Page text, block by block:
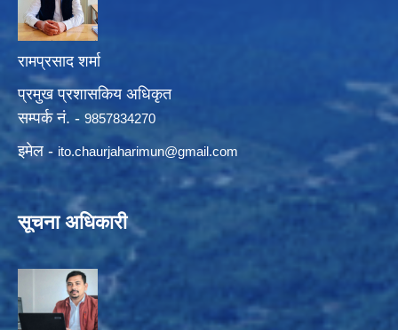
रामप्रसाद शर्मा
प्रमुख प्रशासकिय अधिकृत
सम्पर्क नं. - 9857834270
इमेल - ito.chaurjaharimun@gmail.com
सूचना अधिकारी